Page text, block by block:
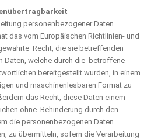
personenbezogener Daten
das vom Europäischen Richtlinien- und
Recht, die sie betreffenden
Daten, welche durch die betroffene
bereitgestellt wurden, in einem
und maschinenlesbaren Format zu
das Recht, diese Daten einem
ohne Behinderung durch den
die personenbezogenen Daten
zu übermitteln, sofern die Verarbeitung